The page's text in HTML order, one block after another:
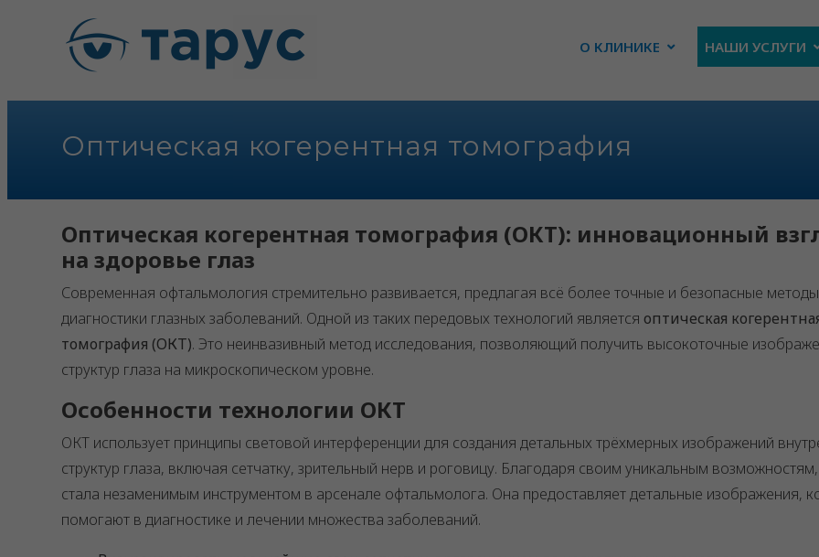
О КЛИНИКЕ НАШИ УСЛУГИ
Оптическая когерентная томография
Оптическая когерентная томография (ОКТ): инновационный
на здоровье глаз
Современная офтальмология стремительно развивается, предлагая всё более точные и безопасные методы
диагностики глазных заболеваний. Одной из таких передовых технологий является оптическая
томография (ОКТ). Это неинвазивный метод исследования, позволяющий получить высокоточные
структур глаза на микроскопическом уровне.
Особенности технологии ОКТ
ОКТ использует принципы световой интерференции для создания детальных трёхмерных изображений
структур глаза, включая сетчатку, зрительный нерв и роговицу. Благодаря своим уникальным
стала незаменимым инструментом в арсенале офтальмолога. Она предоставляет детальные изображения,
помогают в диагностике и лечении множества заболеваний.